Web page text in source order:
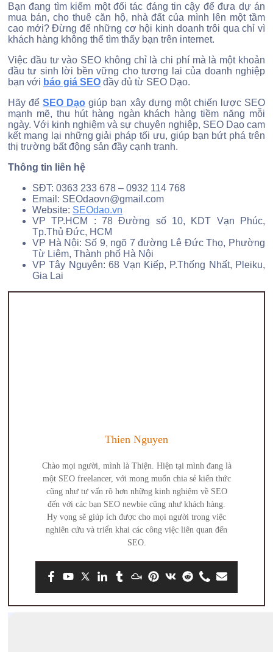
Bạn đang tìm kiếm một đối tác đáng tin cậy để đưa dự án
mua bán, cho thuê căn hộ, nhà đất của mình lên một tầm
cao mới? Đừng để những cơ hội kinh doanh trôi qua chỉ vì
khách hàng không thể tìm thấy bạn trên internet.
Việc đầu tư vào SEO không chỉ là chi phí mà là một khoản
đầu tư sinh lời bền vững cho tương lai của doanh nghiệp
bạn với báo giá SEO đầy đủ từ SEO Dạo.
Hãy đểSEO Dạo giúp bạn xây dựng một chiến lược SEO
mạnh mẽ, thu hút hàng ngàn khách hàng tiềm năng mỗi
ngày. Với kinh nghiệm và sự chuyên nghiệp, SEO Dạo cam
kết mang lại những giải pháp tối ưu, giúp bạn bứt phá trên
thị trường bất động sản đầy cạnh tranh.
Thông tin liên hệ
SĐT: 0363 233 678 – 0932 114 768
Email: SEOdaovn@gmail.com
Website: SEOdao.vn
VP TP.HCM : 78 Đường số 10, KDT Vạn Phúc,
Tp.Thủ Đức, HCM
VP Hà Nội: Số 9, ngõ 7 đường Lê Đức Thọ, Phường
Từ Liêm, Thành phố Hà Nội
VP Tây Nguyên: 68 Vạn Kiếp, P.Thống Nhất, Pleiku,
Gia Lai
Thien Nguyen
Chào mọi người, mình là Thiện. Hiện tại mình đang là
một SEO freelancer, với mong muốn chia sẻ kiến thức
cũng như tư vấn rõ hơn những kinh nghiệm về SEO
đến với các bạn SEO newbie cũng như khách hàng.
Hy vọng sẽ giúp ích được cho mọi người trong việc
nghiên cứu và triển khai các công việc liên quan đến
SEO.